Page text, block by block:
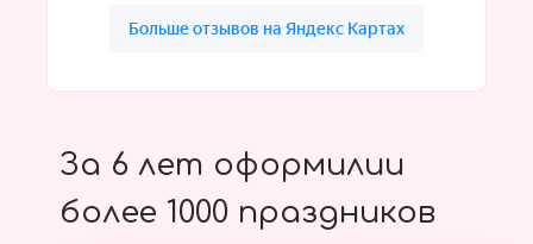
За 6 лет оформилии
более 1000 праздников